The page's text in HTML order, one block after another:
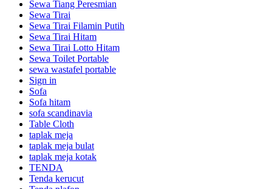
Sewa Tiang Peresmian
Sewa Tirai
Sewa Tirai Filamin Putih
Sewa Tirai Hitam
Sewa Tirai Lotto Hitam
Sewa Toilet Portable
sewa wastafel portable
Sign in
Sofa
Sofa hitam
sofa scandinavia
Table Cloth
taplak meja
taplak meja bulat
taplak meja kotak
TENDA
Tenda kerucut